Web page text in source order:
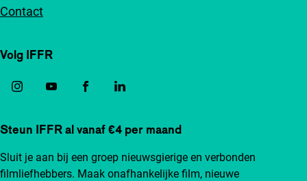
Contact
Volg IFFR
Steun IFFR al vanaf €4 per maand
Sluit je aan bij een groep nieuwsgierige en verbonden
filmliefhebbers. Maak onafhankelijke film, nieuwe